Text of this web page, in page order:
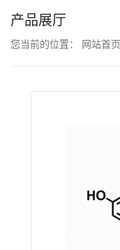
公
产品展厅
您当前的位置： 网站首页